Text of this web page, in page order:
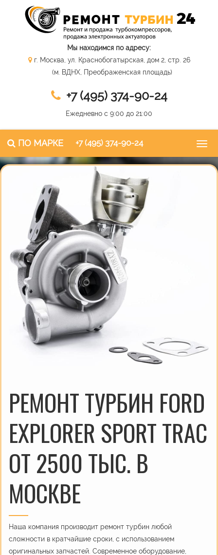
Мы находимся по адресу:
г. Москва, ул. Краснобогатырская, дом 2, стр. 26
(м. ВДНХ, Преображенская площадь)
+7 (495) 374-90-24
Ежедневно с 9:00 до 21:00
ПО МАРКЕ +7 (495) 374-90-24
РЕМОНТ ТУРБИН FORD
EXPLORER SPORT TRAC
ОТ 2500 ТЫС. В
МОСКВЕ
Наша компания производит ремонт турбин любой
сложности в кратчайшие сроки, с использованием
оригинальных запчастей. Современное оборудование,